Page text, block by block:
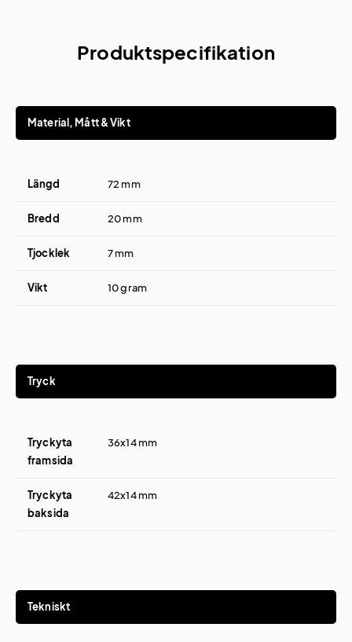
Produktspecifikation
Material, Mått & Vikt
Längd 72 mm
Bredd 20 mm
Tjocklek 7 mm
Vikt 10 gram
Tryck
Tryckyta
framsida
36x14 mm
Tryckyta
baksida
42x14 mm
Tekniskt